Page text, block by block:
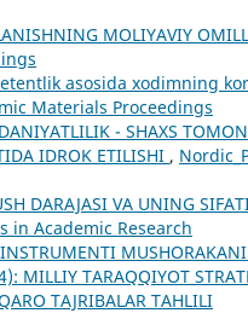
MOLIYAVIY
asosida xodimning
Materials Proceedings
- SHAXS
IDROK ETILISHI ,
DARAJASI VA UNING
in Academic Research
TARAQQIYOT
TAJRIBALAR TAHLILI